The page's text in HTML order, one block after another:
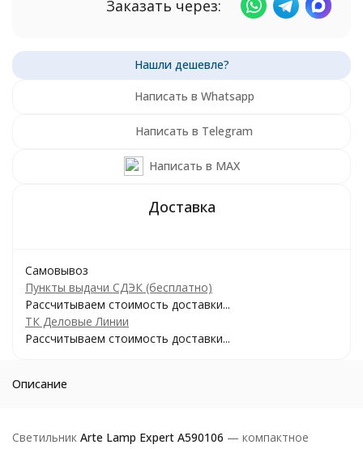
Заказать через:
Написать в Whatsapp
Написать в Telegram
Написать в MAX
Самовывоз
Пункты выдачи СДЭК (бесплатно)
Рассчитываем стоимость доставки...
ТК Деловые Линии
Рассчитываем стоимость доставки...
Описание
Светильник Arte Lamp Expert A590106 — компактное